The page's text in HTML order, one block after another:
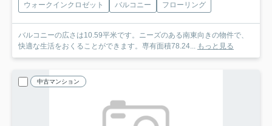
ウォークインクロゼット
バルコニー フローリング
バルコニーの広さは10.59平米です。ニーズのある南東向きの物件で、
快適な生活をおくることができます。専有面積78.24... もっと見る
中古マンション